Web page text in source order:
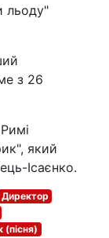
льоду"
з 26
який
Ісаєнко.
Директор